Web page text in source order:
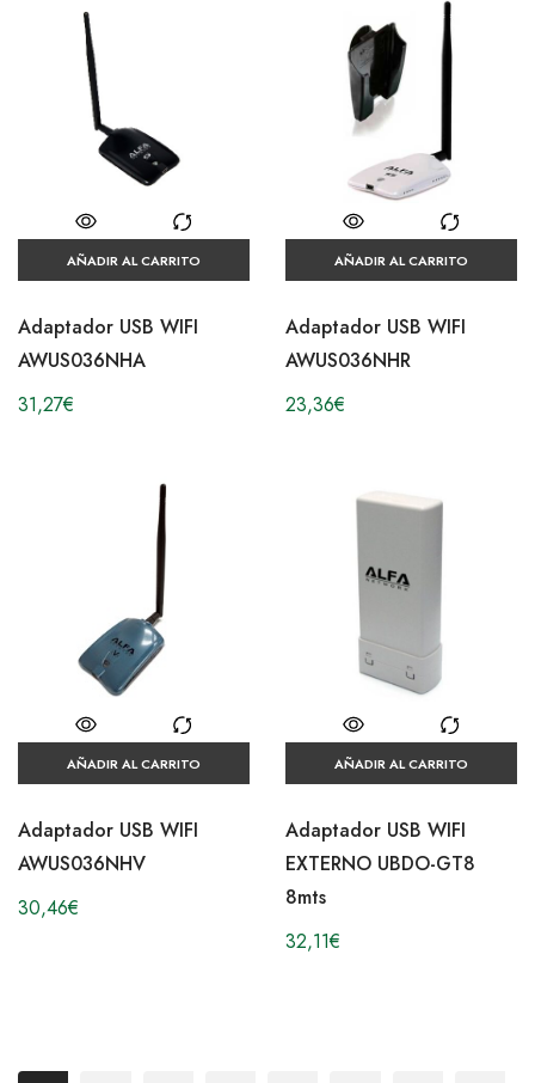
AÑADIR AL CARRITO
Adaptador USB WIFI
AWUS036NHA
31,27€
AÑADIR AL CARRITO
Adaptador USB WIFI
AWUS036NHR
23,36€
AÑADIR AL CARRITO
Adaptador USB WIFI
AWUS036NHV
30,46€
AÑADIR AL CARRITO
Adaptador USB WIFI
EXTERNO UBDO-GT8
8mts
32,11€